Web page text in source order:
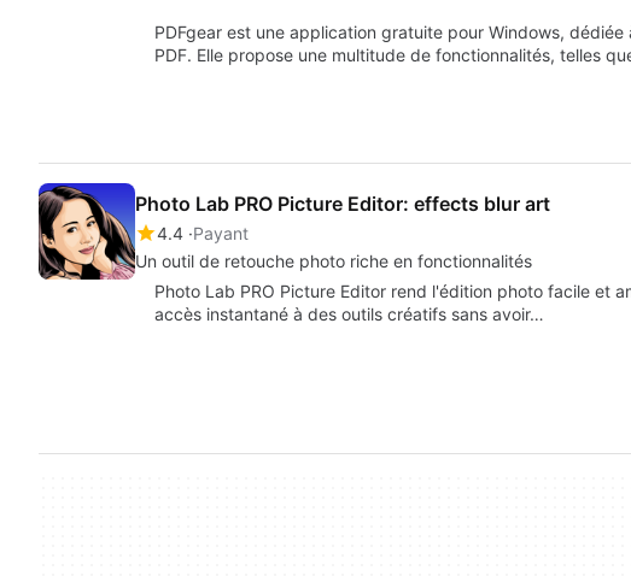
PDFgear est une application gratuite pour Windows,
PDF. Elle propose une multitude de fonctionnalités, telles
Photo Lab PRO Picture Editor: effects blur art
4.4 Payant
Un outil de retouche photo riche en fonctionnalités
Photo Lab PRO Picture Editor rend l'édition photo facile et
accès instantané à des outils créatifs sans avoir…